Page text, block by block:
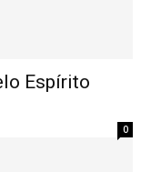
Espírito
0